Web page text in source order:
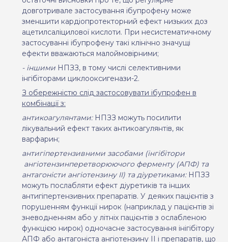
довготривале застосування ібупрофену може
зменшити кардіопротекторний ефект низьких доз
ацетилсаліцилової кислоти. При несистематичному
застосуванні ібупрофену такі клінічно значущі
ефекти вважаються малоймовірними;
- іншими НПЗЗ, в тому числі селективними
інгібіторами циклооксигенази-2.
З обережністю слід застосовувати ібупрофен в
комбінації з:
антикоагулянтами: НПЗЗ можуть посилити
лікувальний ефект таких антикоагулянтів, як
варфарин;
антигіпертензивними засобами (інгібітори
ангіотензинперетворюючого ферменту (АПФ) та
антагоністи ангіотензину II) та діуретиками: НПЗЗ
можуть послабляти ефект діуретиків та інших
антигіпертензивних препаратів. У деяких пацієнтів з
порушенням функції нирок (наприклад у пацієнтів зі
зневодненням або у літніх пацієнтів з ослабленою
функцією нирок) одночасне застосування інігібітору
АПФ або антагоніста ангіотензину ІІ і препаратів, що